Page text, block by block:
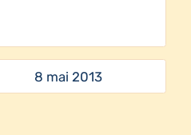
8 mai 2013